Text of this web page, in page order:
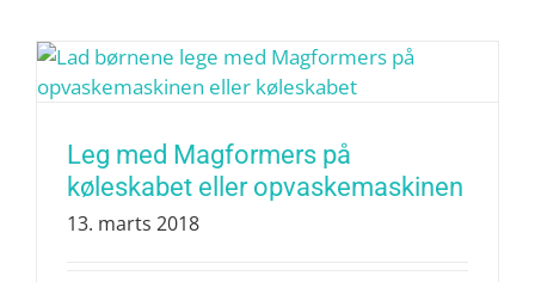
Leg med Magformers på
køleskabet eller opvaskemaskinen
13. marts 2018